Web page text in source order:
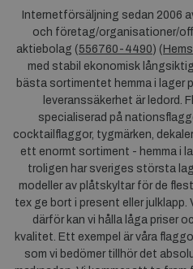
Internetförsäljning sedan 2006
och företag/organisationer/
aktiebolag (556760-4490) (
med stabil ekonomisk
bästa sortimentet hemma i lager
leveranssäkerhet är ledord.
specialiserad på
cocktailflaggor, tygmärken,
ett enormt sortiment - hemma i
troligen har sveriges största
modeller av plåtskyltar för de
tex ge bort i present eller julklapp.
därför kan vi hålla låga priser
kvalitet. Ett exempel är våra
som vi bedömer tillhör det